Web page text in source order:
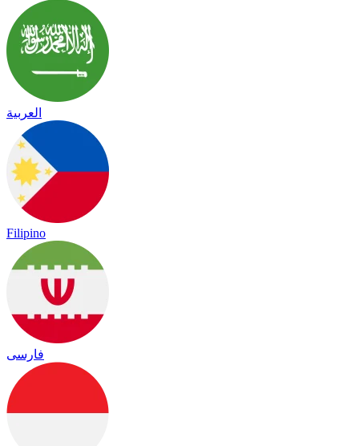
العربية
Filipino
فارسی